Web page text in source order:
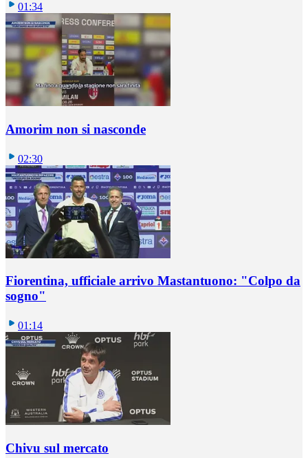
01:34
Amorim non si nasconde
02:30
Fiorentina, ufficiale arrivo Mastantuono: "Colpo da
sogno"
01:14
Chivu sul mercato